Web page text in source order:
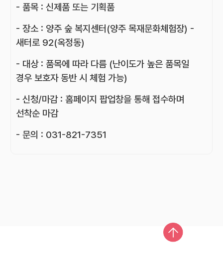
- 품목 : 신제품 또는 기획품
- 장소 : 양주 숲 복지센터(양주 목재문화체험장) -
새터로 92(옥정동)
- 대상 : 품목에 따라 다름 (난이도가 높은 품목일
경우 보호자 동반 시 체험 가능)
- 신청/마감 : 홈페이지 팝업창을 통해 접수하며
선착순 마감
- 문의 : 031-821-7351